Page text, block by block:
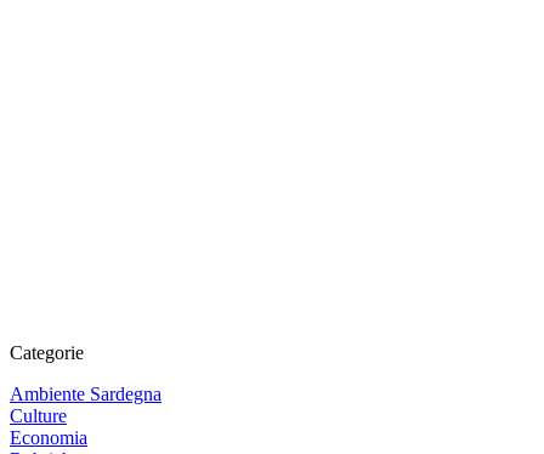
Categorie
Ambiente Sardegna
Culture
Economia